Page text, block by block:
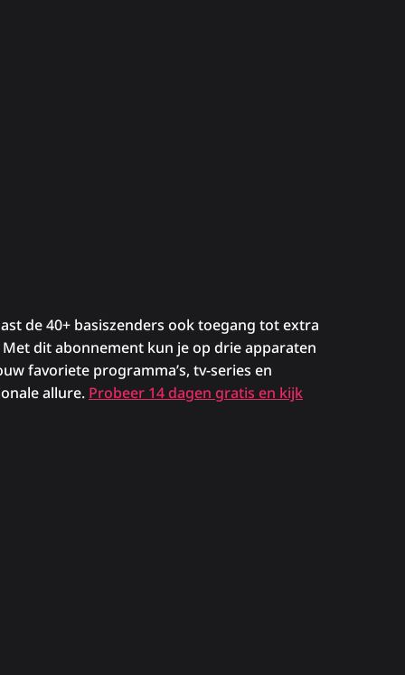
de 40+ basiszenders ook toegang tot extra
dit abonnement kun je op drie apparaten
favoriete programma’s, tv-series en
allure. Probeer 14 dagen gratis en kijk